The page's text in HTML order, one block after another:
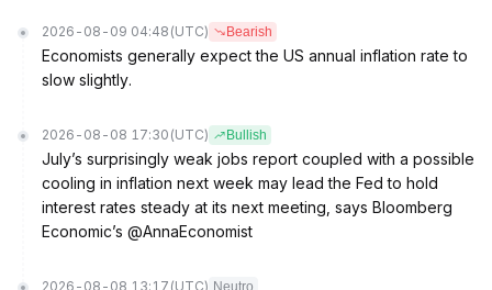
2026-08-09 04:48 (UTC) Bearish
Economists generally expect the US annual inflation rate to
slow slightly.
2026-08-08 17:30 (UTC) Bullish
July’s surprisingly weak jobs report coupled with a possible
cooling in inflation next week may lead the Fed to hold
interest rates steady at its next meeting, says Bloomberg
Economic’s @AnnaEconomist
2026-08-08 13:17 (UTC) Neutro